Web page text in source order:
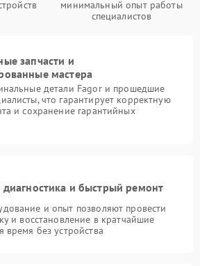
минимальный опыт работы
специалистов
запчасти и
мастера
детали Fagor и прошедшие
что гарантирует корректную
и сохранение гарантийных
диагностика и быстрый ремонт
и опыт позволяют провести
и восстановление в кратчайшие
без устройства